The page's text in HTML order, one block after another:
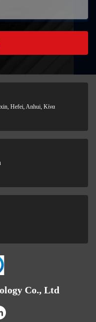
Hefei, Anhui, Κίνα
Co., Ltd